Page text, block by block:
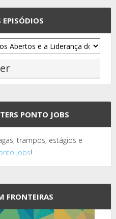
PONTO JOBS
trampos, estágios e
Jobs!
FRONTEIRAS